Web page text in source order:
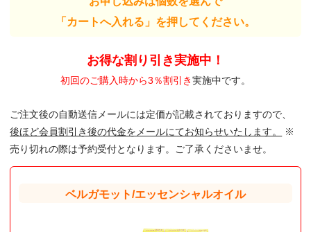
「カートへ入れる」を押してください。
お得な割り引き実施中！
初回のご購入時から3％割引き実施中です。
ご注文後の自動送信メールには定価が記載されておりますので、
後ほど会員割引き後の代金をメールにてお知らせいたします。
※
売り切れの際は予約受付となります。ご了承くださいませ。
ベルガモット/エッセンシャルオイル